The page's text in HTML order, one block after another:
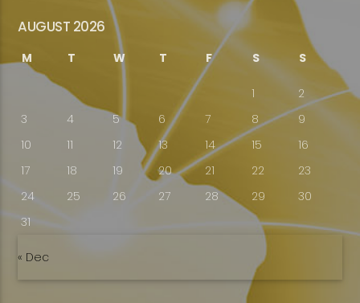
AUGUST 2026
M T W T F S S
1
2
3
4 5 6 7 8
9
10
11 12 13 14 15
16
17
18 19 20 21 22
23
24
25 26 27 28 29
30
31
« Dec